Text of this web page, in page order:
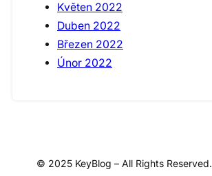
Květen 2022
Duben 2022
Březen 2022
Únor 2022
© 2025 KeyBlog – All Rights